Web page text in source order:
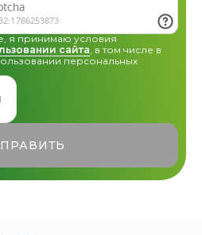
я принимаю условия
сайта , в том числе в
персональных